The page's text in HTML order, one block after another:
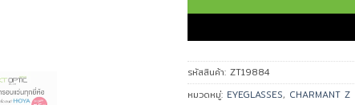
รหัสสินค้า: ZT19884
หมวดหมู่: EYEGLASSES, CHARMANT Z